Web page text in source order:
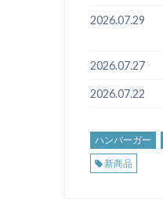
2026.07.29
2026.07.27
2026.07.22
ハンバーガー
新商品